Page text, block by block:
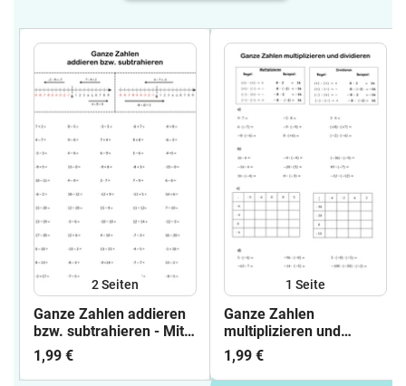
2Seiten
Ganze Zahlen addieren
bzw. subtrahieren - Mit
negativen Zahlen
rechnen - Zahlenstrahl
1,99 €
1 Seite
Ganze Zahlen
multiplizieren und
dividieren
1,99 €